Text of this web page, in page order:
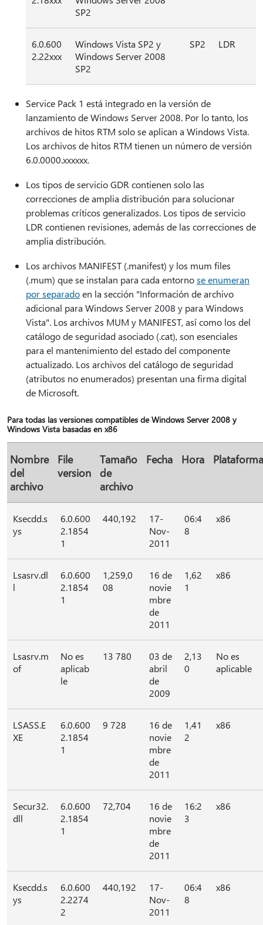
SP2
6.0.600
2.22xxx
Windows Vista SP2 y
Windows Server 2008
SP2
SP2 LDR
Service Pack 1 está integrado en la versión de
lanzamiento de Windows Server 2008. Por lo tanto, los
archivos de hitos RTM solo se aplican a Windows Vista.
Los archivos de hitos RTM tienen un número de versión
6.0.0000.xxxxxx.
Los tipos de servicio GDR contienen solo las
correcciones de amplia distribución para solucionar
problemas críticos generalizados. Los tipos de servicio
LDR contienen revisiones, además de las correcciones de
amplia distribución.
Los archivos MANIFEST (.manifest) y los mum files
(.mum) que se instalan para cada entornose enumeran
por separadoen la sección "Información de archivo
adicional para Windows Server 2008 y para Windows
Vista". Los archivos MUM y MANIFEST, así como los del
catálogo de seguridad asociado (.cat), son esenciales
para el mantenimiento del estado del componente
actualizado. Los archivos del catálogo de seguridad
(atributos no enumerados) presentan una firma digital
de Microsoft.
Para todas las versiones compatibles de Windows Server 2008 y
Windows Vista basadas en x86
Nombre
del
archivo
File
version
Tamaño
de
archivo
Fecha Hora Plataforma
Ksecdd.s
ys
6.0.600
2.1854
1
440,192
17-
Nov-
2011
06:4
8
x86
Lsasrv.dl
l
6.0.600
2.1854
1
1,259,0
08
16 de
novie
mbre
de
2011
1,62
1
x86
Lsasrv.m
of
No es
aplicab
le
13 780
03 de
abril
de
2009
2,13
0
No es
aplicable
LSASS.E
XE
6.0.600
2.1854
1
9 728
16 de
novie
mbre
de
2011
1,41
2
x86
Secur32.
dll
6.0.600
2.1854
1
72,704
16 de
novie
mbre
de
2011
16:2
3
x86
Ksecdd.s
ys
6.0.600
2.2274
2
440,192
17-
Nov-
2011
06:4
8
x86